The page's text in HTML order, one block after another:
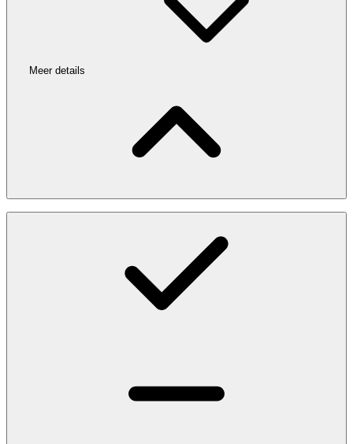
Meer details